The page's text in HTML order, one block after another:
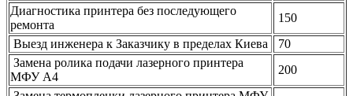
Диагностика принтера без последующего
ремонта
150
Выезд инженера к Заказчику в пределах Киева
70
Замена ролика подачи лазерного принтера
МФУ А4
200